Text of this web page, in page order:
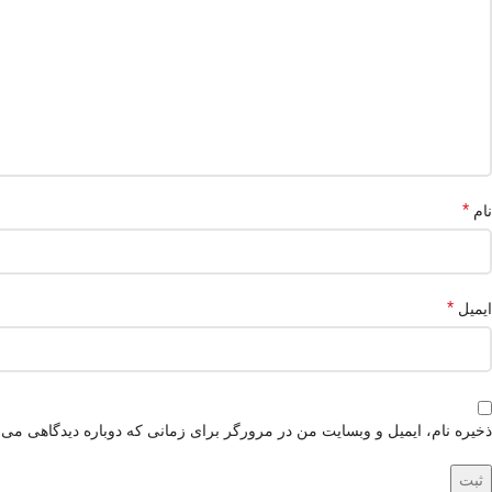
نام *
ایمیل *
ذخیره نام، ایمیل و وبسایت من در مرورگر برای زمانی که دوباره دیدگاهی